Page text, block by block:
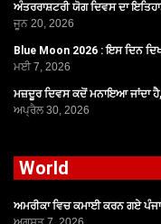
ਅੰਤਰਰਾਸ਼ਟਰੀ ਯੋਗ ਦਿਵਸ ਦਾ
ਜੂਨ 20, 2026
Blue Moon 2026 : ਇਸ ਦਿਨ
ਮਈ 7, 2026
ਮਜ਼ਦੂਰ ਦਿਵਸ ਕਦੋਂ ਮਨਾਇਆ ਜਾਂਦਾ
ਅਪ੍ਰੈਲ 30, 2026
World
ਅਮਰੀਕਾ ਵਿਚ ਕਮਾਈ ਕਰਨ ਗਏ